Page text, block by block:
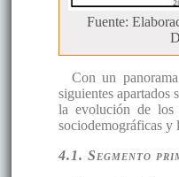
Fuente:
Con un
siguientes apartados
la evolución de los
sociodemográficas y
4.1. Segmento